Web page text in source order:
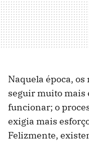
Naquela época,
seguir muito mais
funcionar; o
exigia mais
Felizmente,